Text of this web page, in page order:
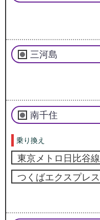
三河島
南千住
乗り換え
東京メトロ日比谷線
つくばエクスプレス